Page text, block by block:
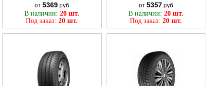
от5369 руб
В наличии:20 шт.
Под заказ:20 шт.
от 5357руб
В наличии: 20 шт.
Под заказ: 20 шт.